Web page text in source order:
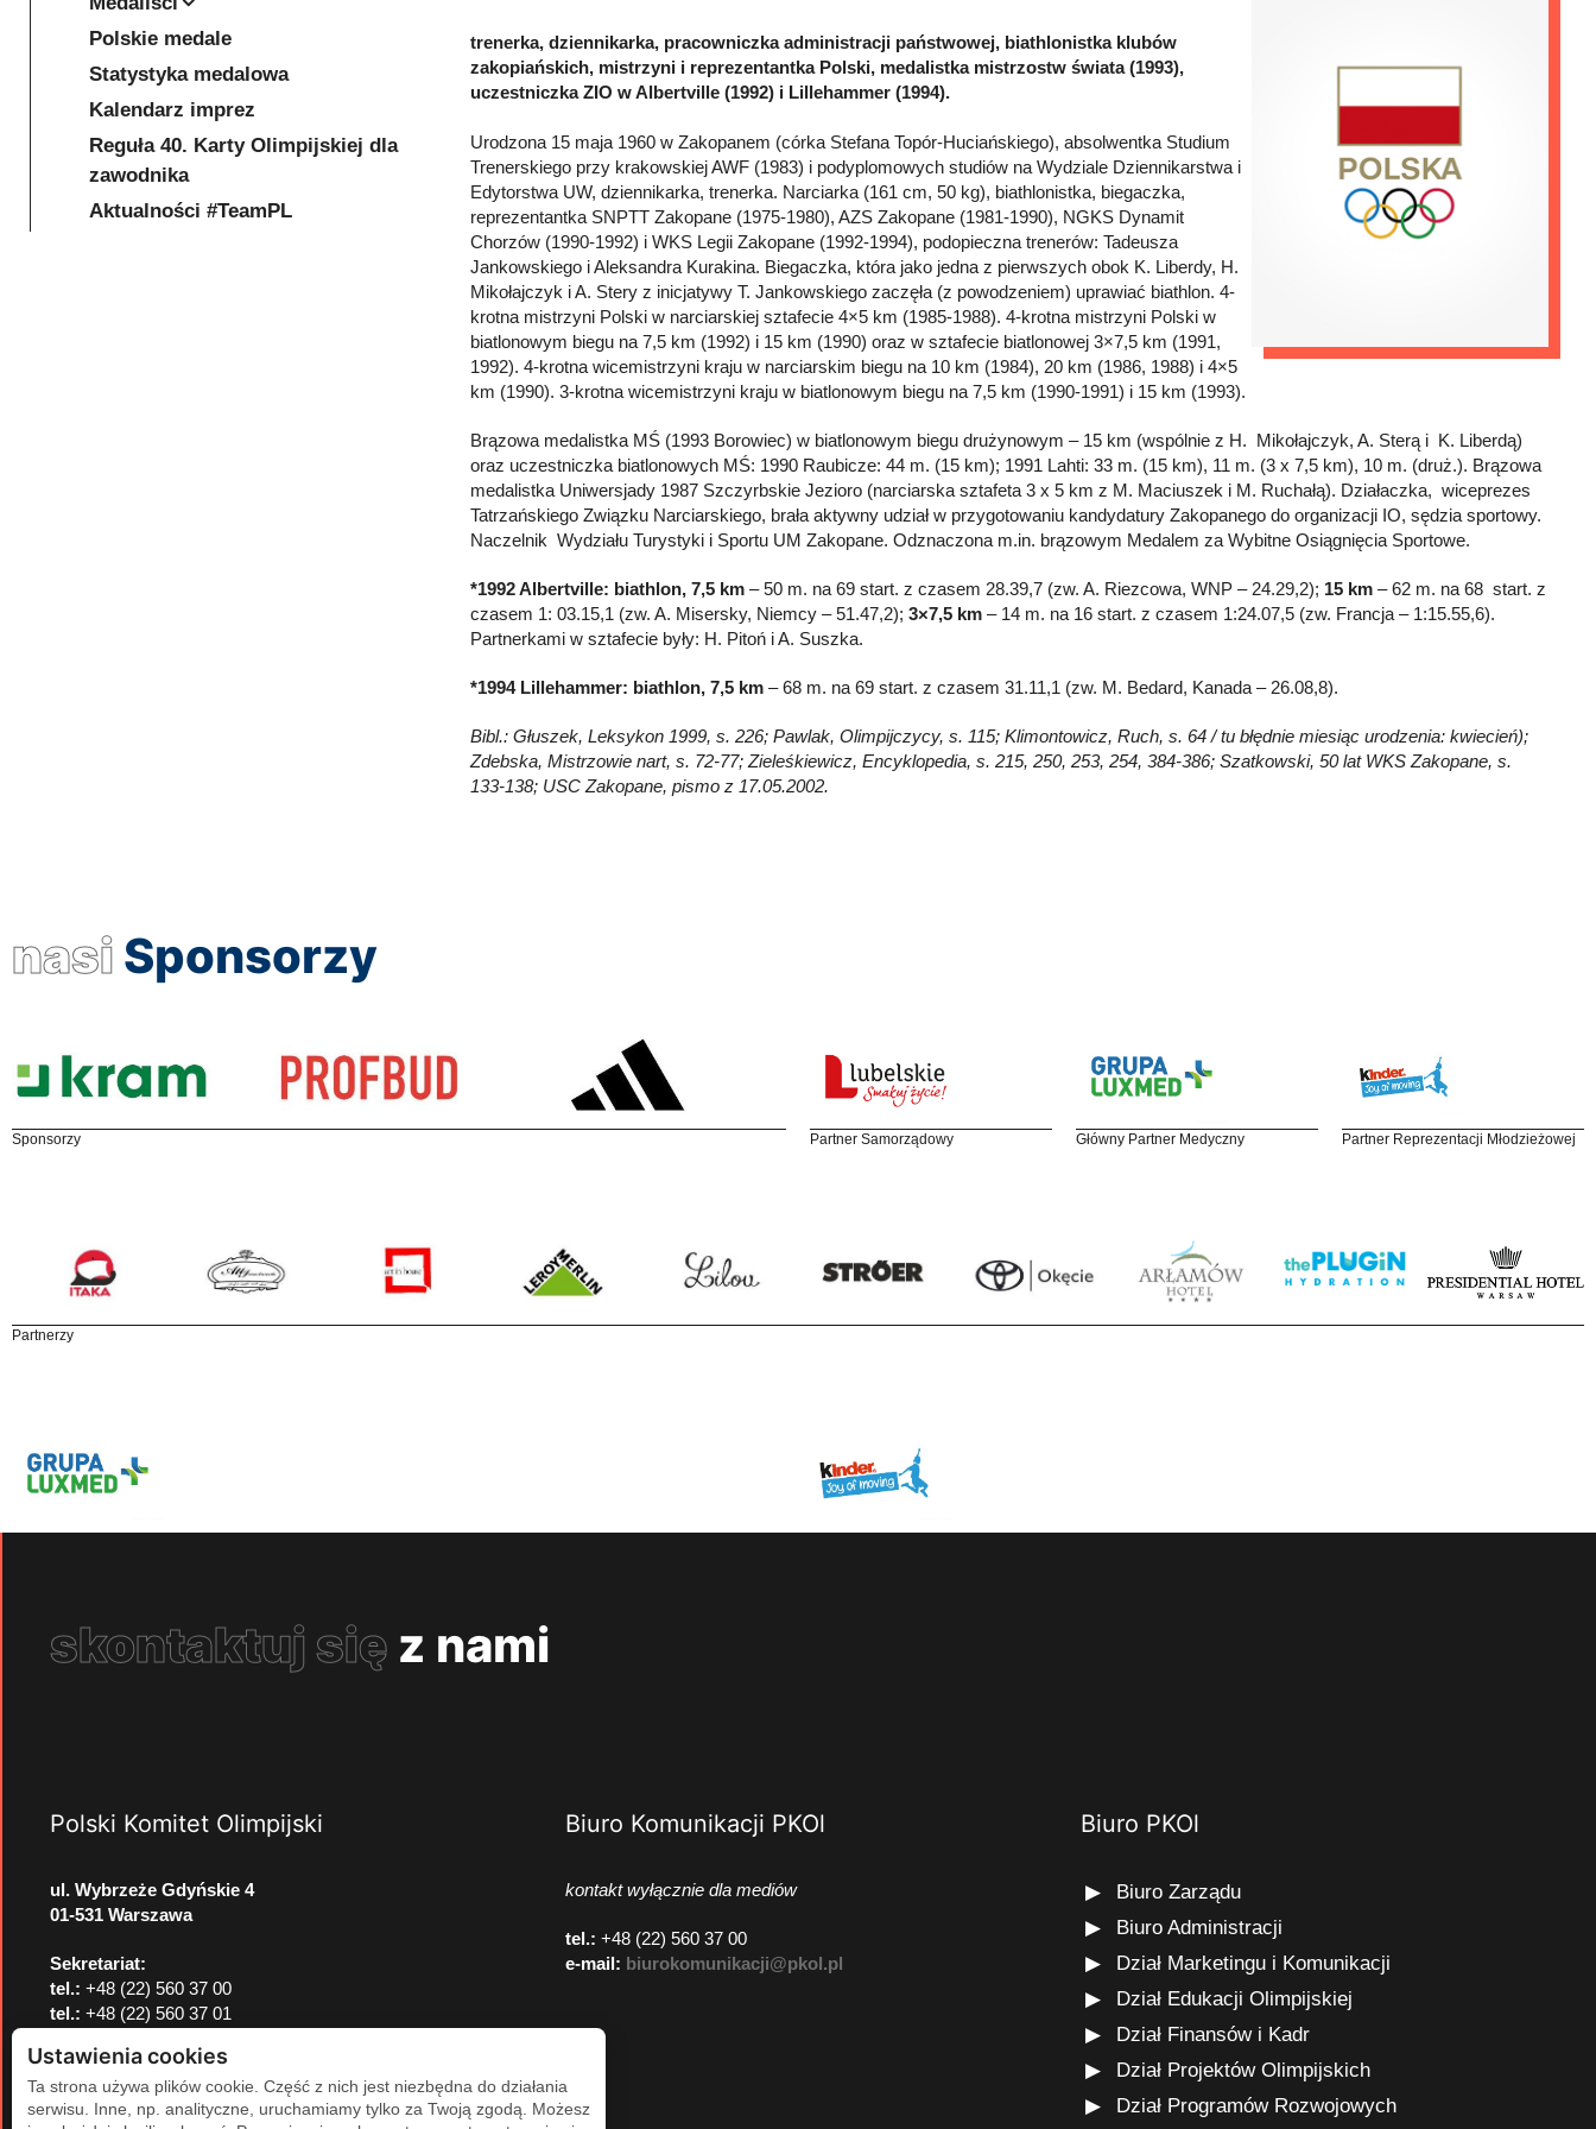
trenerka, dziennikarka, pracowniczka administracji państwowej, biathlonistka klubów
zakopiańskich, mistrzyni i reprezentantka Polski, medalistka mistrzostw świata (1993),
uczestniczka ZIO w Albertville (1992) i Lillehammer (1994).
Urodzona 15 maja 1960 w Zakopanem (córka Stefana Topór-Huciańskiego), absolwentka Studium
Trenerskiego przy krakowskiej AWF (1983) i podyplomowych studiów na Wydziale Dziennikarstwa i
Edytorstwa UW, dziennikarka, trenerka. Narciarka (161 cm, 50 kg), biathlonistka, biegaczka,
reprezentantka SNPTT Zakopane (1975-1980), AZS Zakopane (1981-1990), NGKS Dynamit
Chorzów (1990-1992) i WKS Legii Zakopane (1992-1994), podopieczna trenerów: Tadeusza
Jankowskiego i Aleksandra Kurakina. Biegaczka, która jako jedna z pierwszych obok K. Liberdy, H.
Mikołajczyk i A. Stery z inicjatywy T. Jankowskiego zaczęła (z powodzeniem) uprawiać biathlon. 4-
krotna mistrzyni Polski w narciarskiej sztafecie 4×5 km (1985-1988). 4-krotna mistrzyni Polski w
biatlonowym biegu na 7,5 km (1992) i 15 km (1990) oraz w sztafecie biatlonowej 3×7,5 km (1991,
1992). 4-krotna wicemistrzyni kraju w narciarskim biegu na 10 km (1984), 20 km (1986, 1988) i 4×5
km (1990). 3-krotna wicemistrzyni kraju w biatlonowym biegu na 7,5 km (1990-1991) i 15 km (1993).
Brązowa medalistka MŚ (1993 Borowiec) w biatlonowym biegu drużynowym – 15 km (wspólnie z H. Mikołajczyk, A. Sterą i K. Liberdą)
oraz uczestniczka biatlonowych MŚ: 1990 Raubicze: 44 m. (15 km); 1991 Lahti: 33 m. (15 km), 11 m. (3 x 7,5 km), 10 m. (druż.). Brązowa
medalistka Uniwersjady 1987 Szczyrbskie Jezioro (narciarska sztafeta 3 x 5 km z M. Maciuszek i M. Ruchałą). Działaczka, wiceprezes
Tatrzańskiego Związku Narciarskiego, brała aktywny udział w przygotowaniu kandydatury Zakopanego do organizacji IO, sędzia sportowy.
Naczelnik Wydziału Turystyki i Sportu UM Zakopane. Odznaczona m.in. brązowym Medalem za Wybitne Osiągnięcia Sportowe.
*1992 Albertville: biathlon, 7,5 km – 50 m. na 69 start. z czasem 28.39,7 (zw. A. Riezcowa, WNP – 24.29,2); 15 km – 62 m. na 68 start. z
czasem 1: 03.15,1 (zw. A. Misersky, Niemcy – 51.47,2); 3×7,5 km – 14 m. na 16 start. z czasem 1:24.07,5 (zw. Francja – 1:15.55,6).
Partnerkami w sztafecie były: H. Pitoń i A. Suszka.
*1994 Lillehammer: biathlon, 7,5 km – 68 m. na 69 start. z czasem 31.11,1 (zw. M. Bedard, Kanada – 26.08,8).
Bibl.: Głuszek, Leksykon 1999, s. 226; Pawlak, Olimpijczycy, s. 115; Klimontowicz, Ruch, s. 64 / tu błędnie miesiąc urodzenia: kwiecień);
Zdebska, Mistrzowie nart, s. 72-77; Zieleśkiewicz, Encyklopedia, s. 215, 250, 253, 254, 384-386; Szatkowski, 50 lat WKS Zakopane, s.
133-138; USC Zakopane, pismo z 17.05.2002.
Polskie medale
Statystyka medalowa
Kalendarz imprez
Reguła 40. Karty Olimpijskiej dla
zawodnika
Aktualności #TeamPL
nasi Sponsorzy
Sponsorzy Partner Samorządowy Główny Partner Medyczny Partner Reprezentacji Młodzieżowej
Partnerzy
skontaktuj się z nami
Polski Komitet Olimpijski
ul. Wybrzeże Gdyńskie 4
01-531 Warszawa
Sekretariat:
tel.: +48 (22) 560 37 00
tel.: +48 (22) 560 37 01
Biuro Komunikacji PKOl
kontakt wyłącznie dla mediów
tel.: +48 (22) 560 37 00
e-mail: biurokomunikacji@pkol.pl
Biuro PKOl
Biuro Zarządu
Biuro Administracji
Dział Marketingu i Komunikacji
Dział Edukacji Olimpijskiej
Dział Finansów i Kadr
Dział Projektów Olimpijskich
Dział Programów Rozwojowych
Ustawienia cookies
Ta strona używa plików cookie. Część z nich jest niezbędna do działania
serwisu. Inne, np. analityczne, uruchamiamy tylko za Twoją zgodą. Możesz